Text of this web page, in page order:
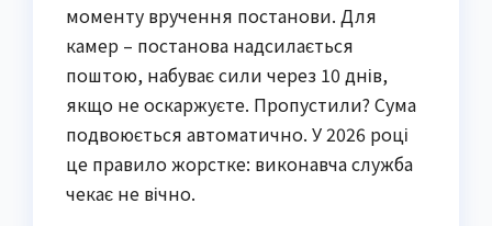
моменту вручення постанови. Для
камер – постанова надсилається
поштою, набуває сили через 10 днів,
якщо не оскаржуєте. Пропустили? Сума
подвоюється автоматично. У 2026 році
це правило жорстке: виконавча служба
чекає не вічно.